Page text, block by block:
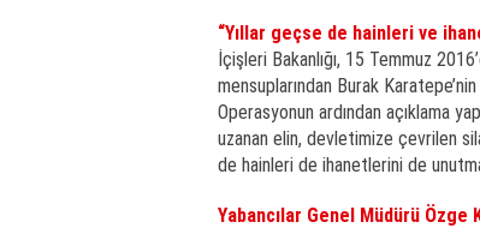
“Yıllar geçse de hainleri ve
İçişleri Bakanlığı, 15 Temmuz
mensuplarından Burak
Operasyonun ardından açıklama
uzanan elin, devletimize çevrilen
de hainleri de ihanetlerini de
Yabancılar Genel Müdürü